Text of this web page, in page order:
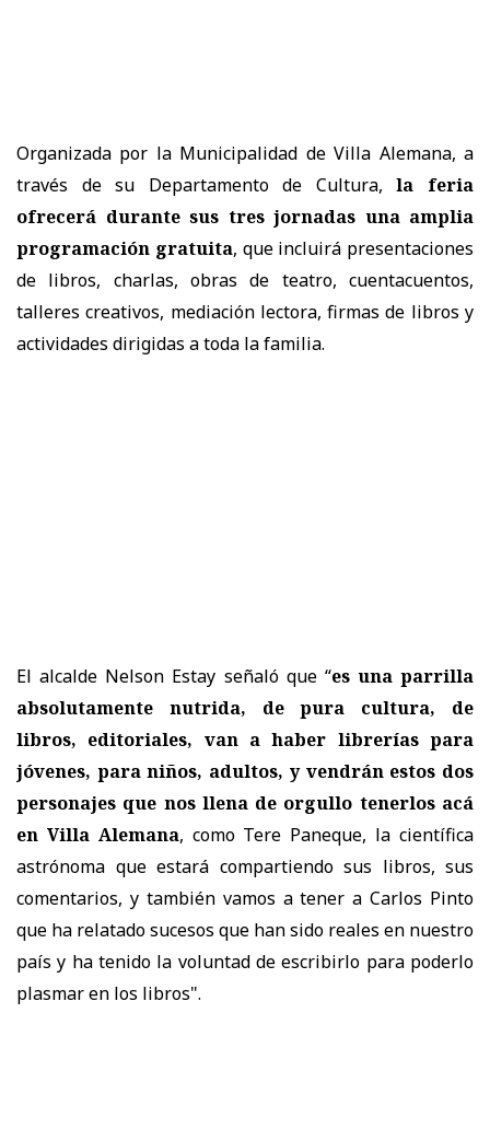
Organizada por la Municipalidad de Villa Alemana, a
través de su Departamento de Cultura,
la feria
ofrecerá durante sus tres jornadas una amplia
programación gratuita, que incluirá presentaciones
de libros, charlas, obras de teatro, cuentacuentos,
talleres creativos, mediación lectora, firmas de libros y
actividades dirigidas a toda la familia.
El alcalde Nelson Estay señaló que “es una parrilla
absolutamente nutrida, de pura cultura, de
libros, editoriales, van a haber librerías para
jóvenes, para niños, adultos, y vendrán estos dos
personajes que nos llena de orgullo tenerlos acá
en Villa Alemana, como Tere Paneque, la científica
astrónoma que estará compartiendo sus libros, sus
comentarios, y también vamos a tener a Carlos Pinto
que ha relatado sucesos que han sido reales en nuestro
país y ha tenido la voluntad de escribirlo para poderlo
plasmar en los libros".